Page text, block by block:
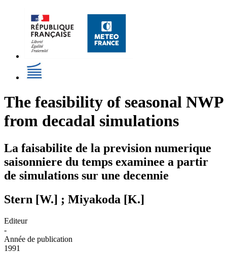
The feasibility of seasonal NWP
from decadal simulations
La faisabilite de la prevision numerique
saisonniere du temps examinee a partir
de simulations sur une decennie
Stern [W.] ; Miyakoda [K.]
Editeur
-
Année de publication
1991